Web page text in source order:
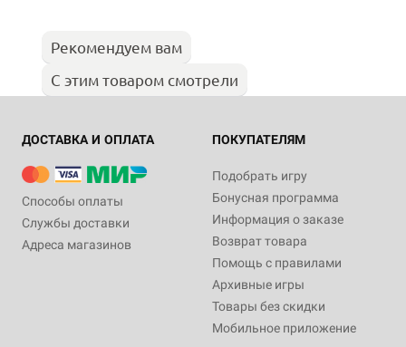
Рекомендуем вам
С этим товаром смотрели
ДОСТАВКА И ОПЛАТА
Способы оплаты
Службы доставки
Адреса магазинов
ПОКУПАТЕЛЯМ
Подобрать игру
Бонусная программа
Информация о заказе
Возврат товара
Помощь с правилами
Архивные игры
Товары без скидки
Мобильное приложение